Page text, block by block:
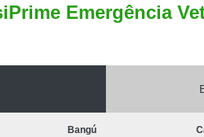
Emergência
Bangú